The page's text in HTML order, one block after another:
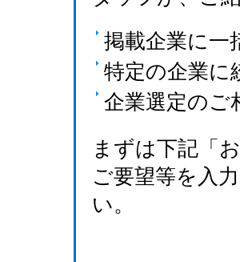
掲載企業に一
特定の企業に
企業選定のご
まずは下記「
ご要望等を入
い。